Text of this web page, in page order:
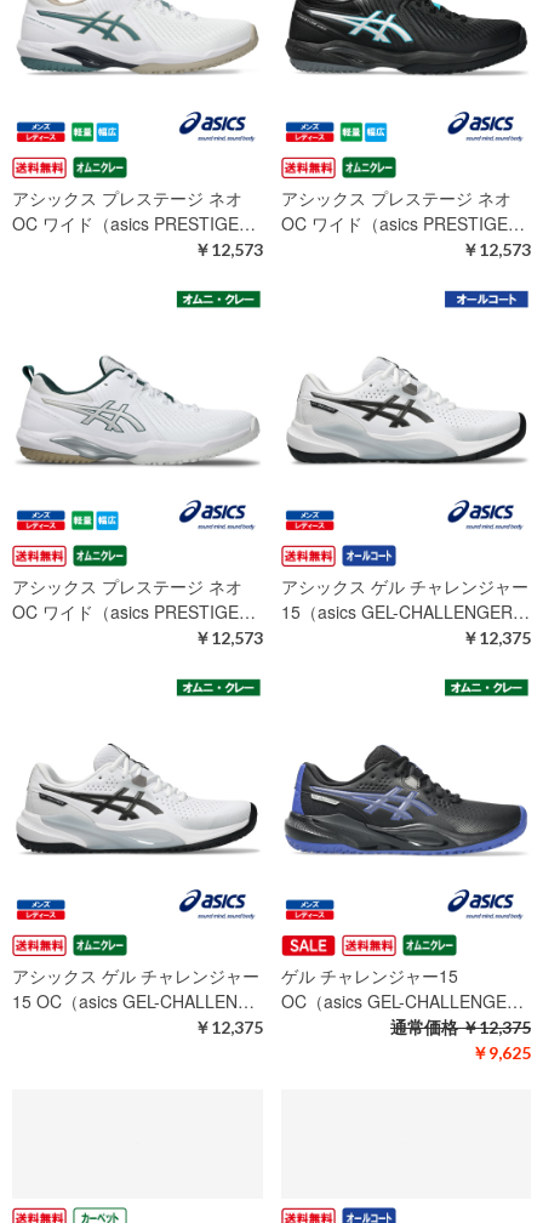
アシックス プレステージ ネオ
OC ワイド（asics PRESTIGE…
￥12,573
アシックス プレステージ ネオ
OC ワイド（asics PRESTIGE…
￥12,573
アシックス プレステージ ネオ
OC ワイド（asics PRESTIGE…
￥12,573
アシックス ゲル チャレンジャー
15（asics GEL-CHALLENGER…
￥12,375
アシックス ゲル チャレンジャー
15 OC（asics GEL-CHALLEN…
￥12,375
ゲル チャレンジャー15
OC（asics GEL-CHALLENGE…
￥9,625
通常価格￥12,375